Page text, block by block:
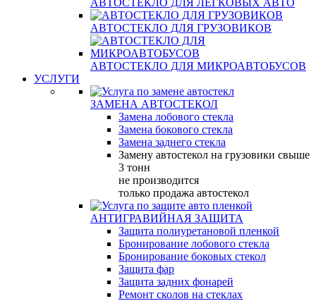
АВТОСТЕКЛО ДЛЯ ЛЕГКОВЫХ АВТО
АВТОСТЕКЛО ДЛЯ ГРУЗОВИКОВ
АВТОСТЕКЛО ДЛЯ МИКРОАВТОБУСОВ
УСЛУГИ
ЗАМЕНА АВТОСТЕКОЛ
Замена лобового стекла
Замена бокового стекла
Замена заднего стекла
Замену автостекол на грузовики свыше
3 тонн
не производится
только продажа автостекол
АНТИГРАВИЙНАЯ ЗАЩИТА
Защита полиуретановой пленкой
Бронирование лобового стекла
Бронирование боковых стекол
Защита фар
Защита задних фонарей
Ремонт сколов на стеклах